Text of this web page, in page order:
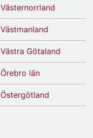
Västernorrland
Västmanland
Västra Götaland
Örebro län
Östergötland